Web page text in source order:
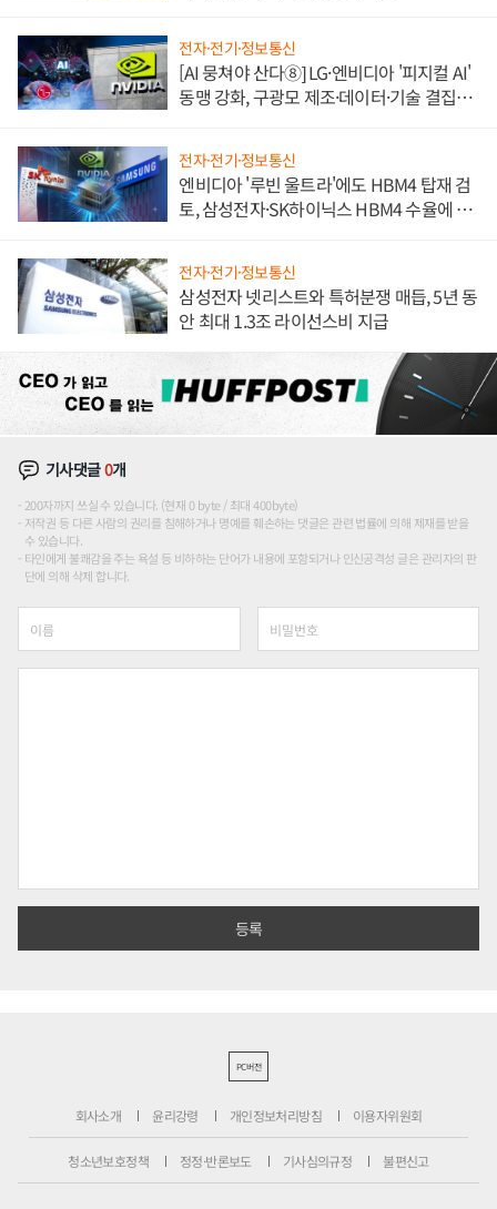
전자·전기·정보통신
[AI 뭉쳐야 산다⑧] LG·엔비디아 '피지컬 AI'
동맹 강화, 구광모 제조·데이터·기술 결집
전자·전기·정보통신
엔비디아 '루빈 울트라'에도 HBM4 탑재 검
토, 삼성전자·SK하이닉스 HBM4 수율에 주
전자·전기·정보통신
삼성전자 넷리스트와 특허분쟁 매듭, 5년 동
안 최대 1.3조 라이선스비 지급
기사댓글0개
200자까지 쓰실 수 있습니다. (현재 0 byte / 최대 400byte)
저작권 등 다른 사람의 권리를 침해하거나 명예를 훼손하는 댓글은 관련 법률에 의해 제재를 받을
수 있습니다.
타인에게 불쾌감을 주는 욕설 등 비하하는 단어가 내용에 포함되거나 인신공격성 글은 관리자의 판
단에 의해 삭제 합니다.
PC버전
회사소개 윤리강령 개인정보처리방침 이용자위원회
청소년보호정책 정정·반론보도 기사심의규정 불편신고